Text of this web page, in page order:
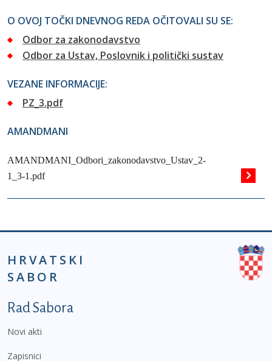
O OVOJ TOČKI DNEVNOG REDA OČITOVALI SU SE:
Odbor za zakonodavstvo
Odbor za Ustav, Poslovnik i politički sustav
VEZANE INFORMACIJE:
PZ_3.pdf
AMANDMANI
AMANDMANI_Odbori_zakonodavstvo_Ustav_2-
1_3-1.pdf
HRVATSKI
SABOR
Podnožje prvi izbornik
Rad Sabora
Novi akti
Zapisnici